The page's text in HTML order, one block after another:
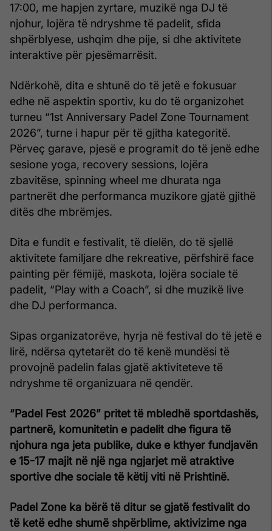
17:00, me hapjen zyrtare, muzikë nga DJ të
njohur, lojëra të ndryshme të padelit, sfida
shpërblyese, ushqim dhe pije, si dhe aktivitete
interaktive për pjesëmarrësit.
Ndërkohë, dita e shtunë do të jetë e fokusuar
edhe në aspektin sportiv, ku do të organizohet
turneu “1st Anniversary Padel Zone Tournament
2026”, turne i hapur për të gjitha kategoritë.
Përveç garave, pjesë e programit do të jenë edhe
sesione yoga, recovery sessions, lojëra
zbavitëse, spinning wheel me dhurata nga
partnerët dhe performanca muzikore gjatë gjithë
ditës dhe mbrëmjes.
Dita e fundit e festivalit, të dielën, do të sjellë
aktivitete familjare dhe rekreative, përfshirë face
painting për fëmijë, maskota, lojëra sociale të
padelit, “Play with a Coach”, si dhe muzikë live
dhe DJ performanca.
Sipas organizatorëve, hyrja në festival do të jetë e
lirë, ndërsa qytetarët do të kenë mundësi të
provojnë padelin falas gjatë aktiviteteve të
ndryshme të organizuara në qendër.
“Padel Fest 2026” pritet të mbledhë sportdashës,
partnerë, komunitetin e padelit dhe figura të
njohura nga jeta publike, duke e kthyer fundjavën
e 15-17 majit në një nga ngjarjet më atraktive
sportive dhe sociale të këtij viti në Prishtinë.
Padel Zone ka bërë të ditur se gjatë festivalit do
të ketë edhe shumë shpërblime, aktivizime nga